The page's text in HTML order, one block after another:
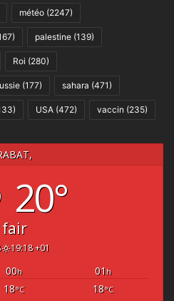
météo (2247)
palestine (139)
Roi (280)
(177) sahara (471)
USA (472) vaccin (235)
20°
fair
19:18 +01
00h 01 h
18°C 18°C